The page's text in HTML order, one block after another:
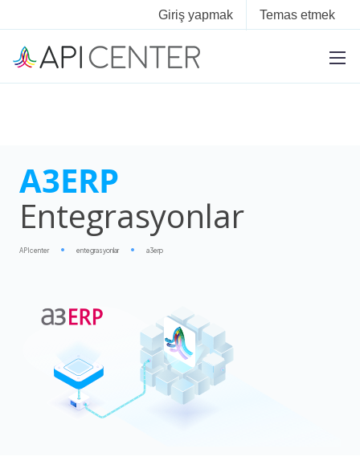
Giriş yapmak Temas etmek
A3ERP
Entegrasyonlar
APIcenter entegrasyonlar a3erp